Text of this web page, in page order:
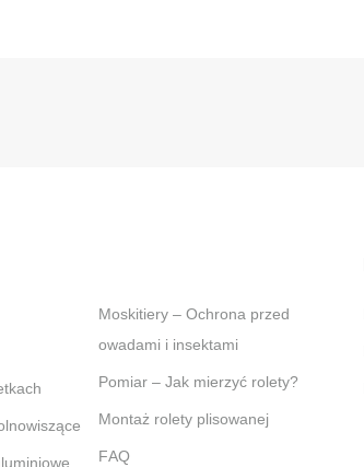
Moskitiery – Ochrona przed
owadami i insektami
Pomiar – Jak mierzyć rolety?
Montaż rolety plisowanej
FAQ